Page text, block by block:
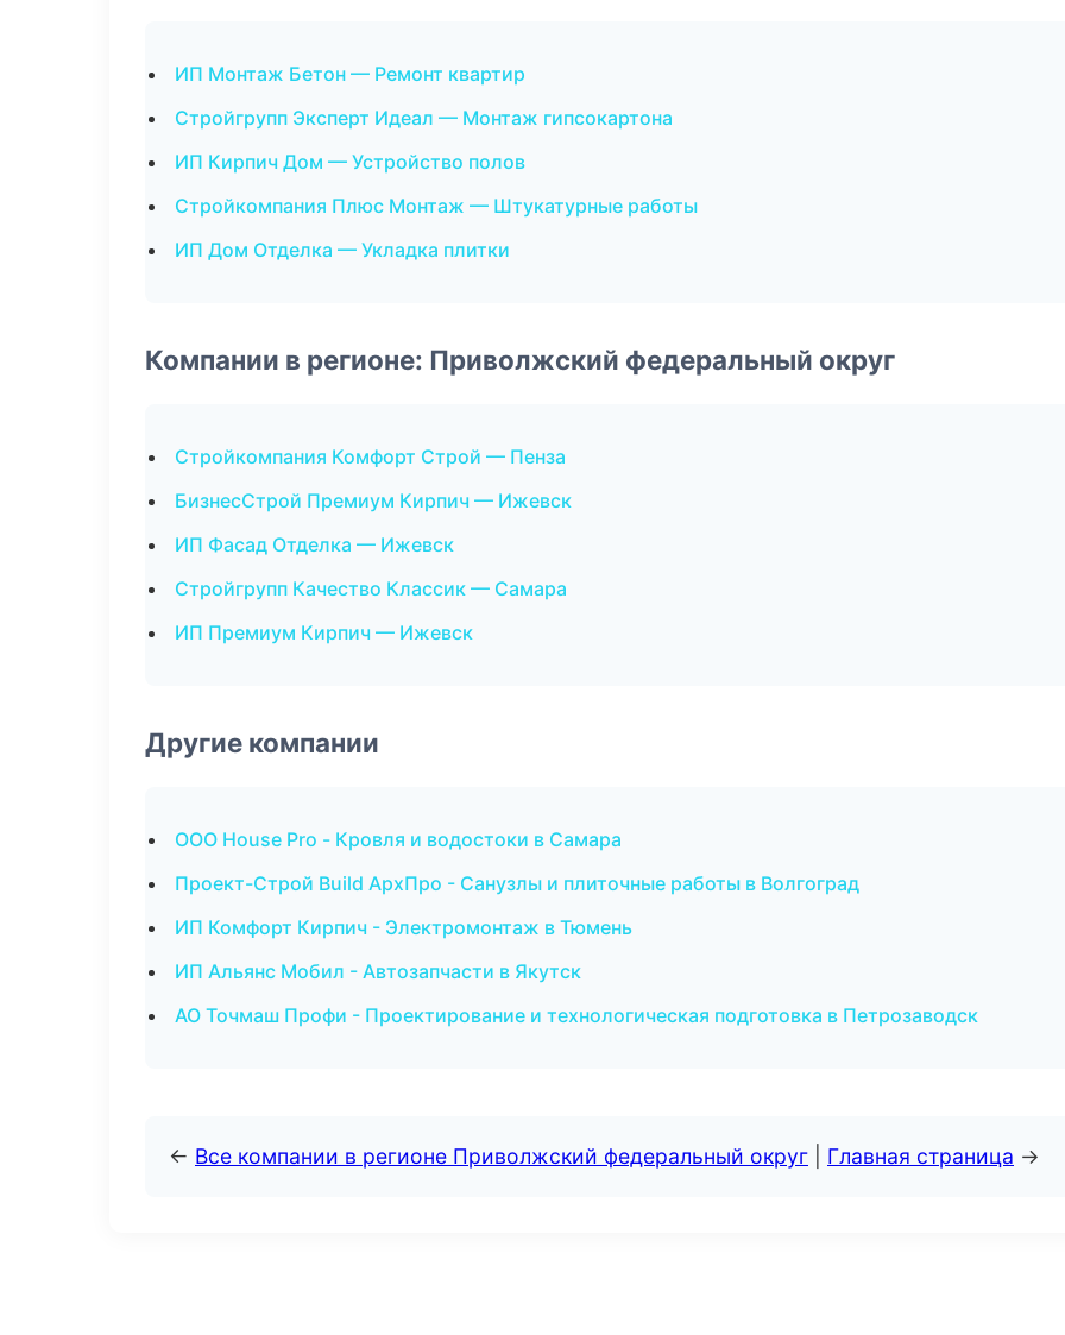
ИП Монтаж Бетон — Ремонт квартир
Стройгрупп Эксперт Идеал — Монтаж гипсокартона
ИП Кирпич Дом — Устройство полов
Стройкомпания Плюс Монтаж — Штукатурные работы
ИП Дом Отделка — Укладка плитки
Компании в регионе: Приволжский федеральный округ
Стройкомпания Комфорт Строй — Пенза
БизнесСтрой Премиум Кирпич — Ижевск
ИП Фасад Отделка — Ижевск
Стройгрупп Качество Классик — Самара
ИП Премиум Кирпич — Ижевск
Другие компании
ООО House Pro - Кровля и водостоки в Самара
Проект-Строй Build АрхПро - Санузлы и плиточные работы в Волгоград
ИП Комфорт Кирпич - Электромонтаж в Тюмень
ИП Альянс Мобил - Автозапчасти в Якутск
АО Точмаш Профи - Проектирование и технологическая подготовка в Петрозаводск
← Все компании в регионе Приволжский федеральный округ Главная страница →